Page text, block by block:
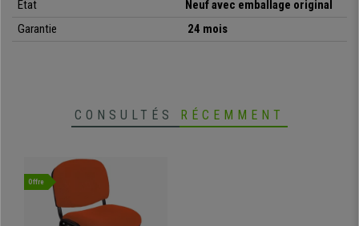
Etat
Neuf avec emballage original
Garantie
24 mois
CONSULTÉS RÉCEMMENT
Offre